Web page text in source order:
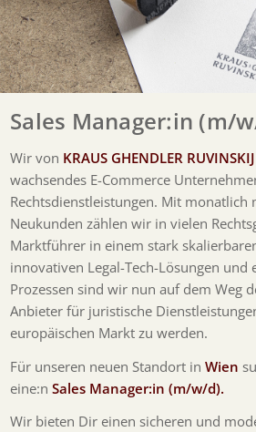
Sales Manager:in (m/
Wir von KRAUS GHENDLER RUVINSKIJ
wachsendes E-Commerce
Rechtsdienstleistungen. Mit monatlich
Neukunden zählen wir in vielen
Marktführer in einem stark
innovativen Legal-Tech-Lösungen und
Prozessen sind wir nun auf dem Weg
Anbieter für juristische
europäischen Markt zu werden.
Für unseren neuen Standort in Wien
eine:nSales Manager:in (m/w/d).
Wir bieten Dir einen sicheren und